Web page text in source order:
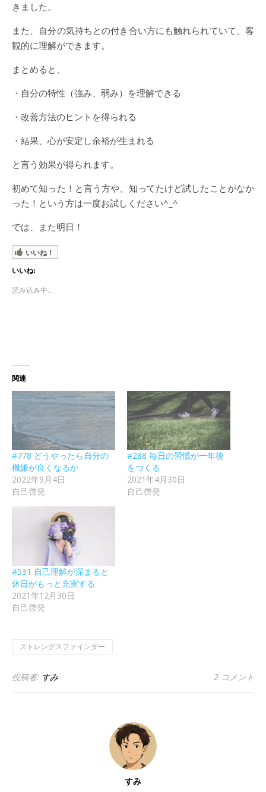
きました。
また、自分の気持ちとの付き合い方にも触れられていて、客
観的に理解ができます。
まとめると、
・自分の特性（強み、弱み）を理解できる
・改善方法のヒントを得られる
・結果、心が安定し余裕が生まれる
と言う効果が得られます。
初めて知った！と言う方や、知ってたけど試したことがなか
った！という方は一度お試しください^_^
では、また明日！
いいね！
いいね:
読み込み中...
関連
#778 どうやったら自分の
機嫌が良くなるか
2022年9月4日
自己啓発
#288 毎日の習慣が一年後
をつくる
2021年4月30日
自己啓発
#531 自己理解が深まると
休日がもっと充実する
2021年12月30日
自己啓発
ストレングスファインダー
投稿者: すみ 2 コメント
すみ